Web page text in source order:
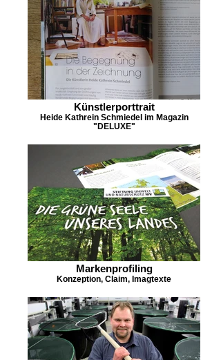
Künstlerporttrait
Heide Kathrein Schmiedel im Magazin
"DELUXE"
Markenprofiling
Konzeption, Claim, Imagtexte